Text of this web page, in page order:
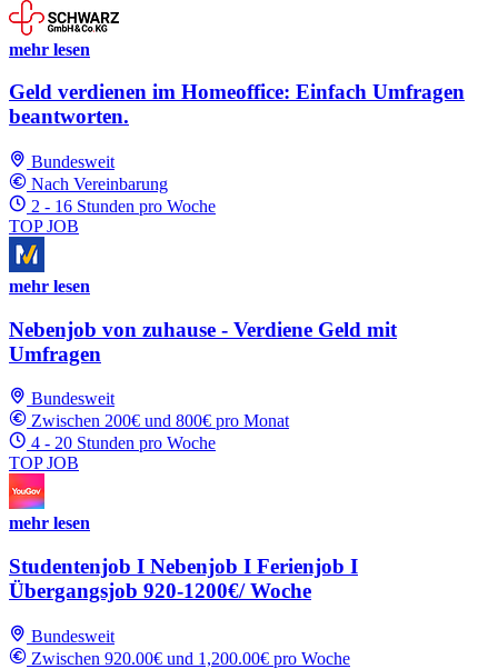
mehr lesen
Geld verdienen im Homeoffice: Einfach Umfragen
beantworten.
Bundesweit
Nach Vereinbarung
2 - 16 Stunden pro Woche
TOP JOB
mehr lesen
Nebenjob von zuhause - Verdiene Geld mit
Umfragen
Bundesweit
Zwischen 200€ und 800€ pro Monat
4 - 20 Stunden pro Woche
TOP JOB
mehr lesen
Studentenjob I Nebenjob I Ferienjob I
Übergangsjob 920-1200€/ Woche
Bundesweit
Zwischen 920.00€ und 1,200.00€ pro Woche